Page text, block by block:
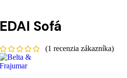
EDAI Sofá
(1 recenzia zákazníka)